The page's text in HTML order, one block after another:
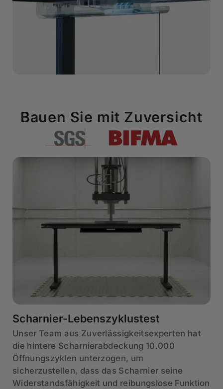
Bauen Sie mit Zuversicht
Scharnier-Lebenszyklustest
Unser Team aus Zuverlässigkeitsexperten hat
die hintere Scharnierabdeckung 10.000
Öffnungszyklen unterzogen, um
sicherzustellen, dass das Scharnier seine
Widerstandsfähigkeit und reibungslose Funktion